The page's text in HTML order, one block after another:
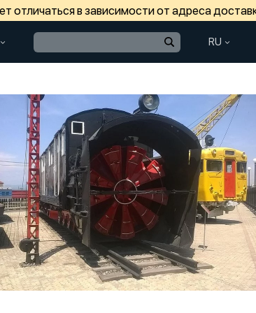
отличаться в зависимости от адреса
RU